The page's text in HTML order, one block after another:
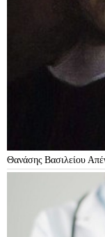
Θανάσης Βασιλείου